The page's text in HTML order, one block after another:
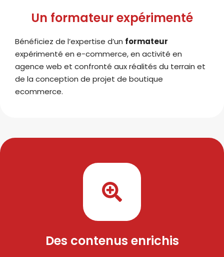
Un formateur expérimenté
Bénéficiez de l’expertise d’un formateur
expérimenté en e-commerce, en activité en
agence web et confronté aux réalités du terrain et
de la conception de projet de boutique
ecommerce.
Des contenus enrichis